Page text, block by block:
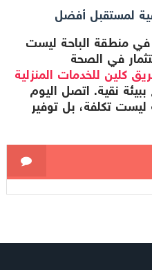
لمستقبل أفضل
منطقة الباحة ليست
في الصحة
كلين للخدمات المنزلية
نقية. اتصل اليوم
ليست تكلفة، بل توفير